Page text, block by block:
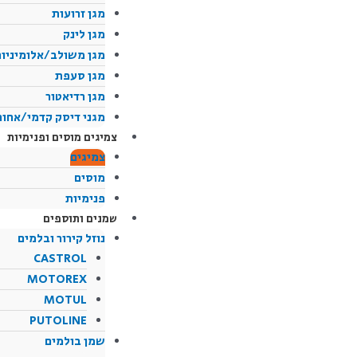
מגן זרועות
מגן לינק
מגן משולב/
מגן סעפת
מגן רדיאטור
מגני דיסק קדמי/
צמיגים מוסים ופנימיות
צמיגים
מוסים
פנימיות
שמנים ותוספים
נוזל קירור ובלמים
CASTROL
MOTOREX
MOTUL
PUTOLINE
שמן בולמים